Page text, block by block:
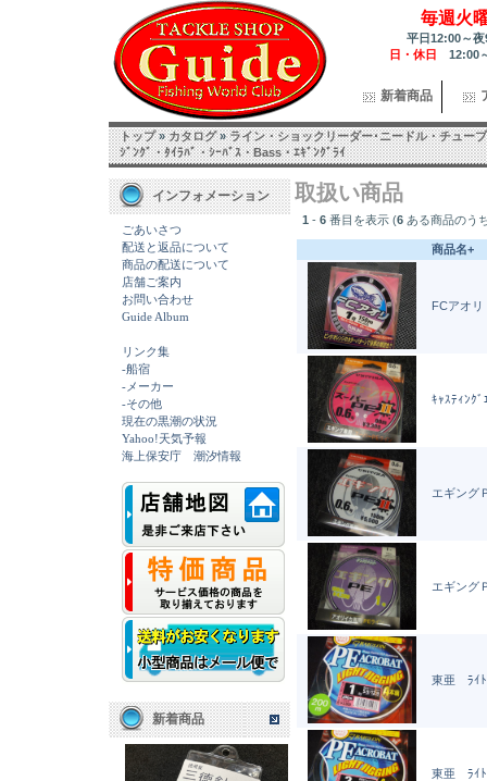
毎週火
平日12:00～
日・休日 12:00
新着商品
トップ»カタログ»ライン・ショックリーダー･ニードル・チューブ
ｼﾞﾝｸﾞ・ﾀｲﾗﾊﾞ・ｼｰﾊﾞｽ・Bass・ｴｷﾞﾝｸﾞﾗｲ
インフォメーション
ごあいさつ
配送と返品について
商品の配送について
店舗ご案内
お問い合わせ
Guide Album
リンク集
-船宿
-メーカー
-その他
現在の黒潮の状況
Yahoo!天気予報
海上保安庁 潮汐情報
新着商品
取扱い商品
1 - 6 番目を表示 (6 ある商品のう
商品名+
FCアオ
ｷｬｽﾃｨﾝｸ
エギン
エギング
東亜 ﾗｲﾄ
東亜 ﾗｲﾄ